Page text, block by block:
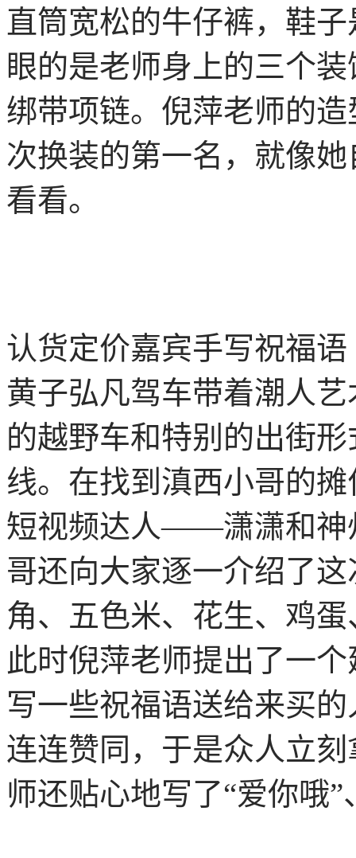
直筒宽松的牛仔裤，鞋
眼的是老师身上的三个
绑带项链。倪萍老师的
次换装的第一名，就像
看看。
认货定价嘉宾手写祝福
黄子弘凡驾车带着潮人
的越野车和特别的出街
线。在找到滇西小哥的
短视频达人——潇潇和神
哥还向大家逐一介绍了
角、五色米、花生、鸡
此时倪萍老师提出了一
写一些祝福语送给来买
连连赞同，于是众人立
师还贴心地写了“爱你哦